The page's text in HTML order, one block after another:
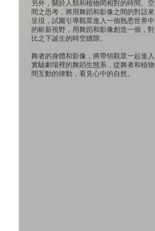
另外，關於人類和植物間相對的時間、空
間之思考，將用舞蹈和影像之間的對話來
呈現，試圖引導觀眾進入一個熟悉世界中
的嶄新視野，用舞蹈和影像創造一個，對
比之下誕生的時空縫隙。
舞者的身體和影像，將帶領觀眾一起進入
實驗劇場裡的舞蹈生態系，從舞者和植物
間互動的律動，看見心中的自然。